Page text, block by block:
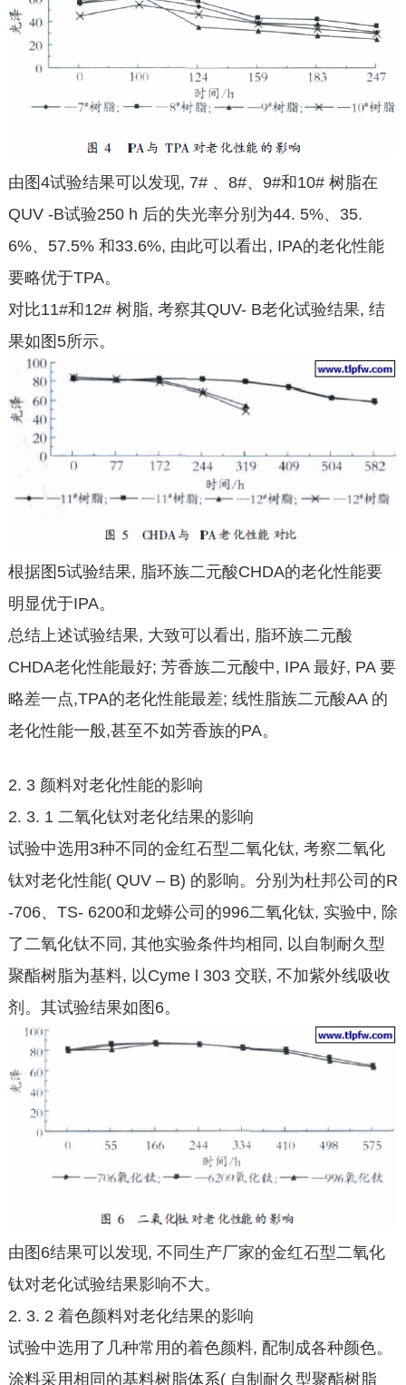
由图4试验结果可以发现, 7# 、8#、9#和10# 树脂在
QUV -B试验250 h 后的失光率分别为44. 5%、35.
6%、57.5% 和33.6%, 由此可以看出, IPA的老化性能
要略优于TPA。
对比11#和12# 树脂, 考察其QUV- B老化试验结果, 结
果如图5所示。
根据图5试验结果, 脂环族二元酸CHDA的老化性能要
明显优于IPA。
总结上述试验结果, 大致可以看出, 脂环族二元酸
CHDA老化性能最好; 芳香族二元酸中, IPA 最好, PA 要
略差一点,TPA的老化性能最差; 线性脂族二元酸AA 的
老化性能一般,甚至不如芳香族的PA。
2. 3 颜料对老化性能的影响
2. 3. 1 二氧化钛对老化结果的影响
试验中选用3种不同的金红石型二氧化钛, 考察二氧化
钛对老化性能( QUV – B) 的影响。分别为杜邦公司的R
-706、TS- 6200和龙蟒公司的996二氧化钛, 实验中, 除
了二氧化钛不同, 其他实验条件均相同, 以自制耐久型
聚酯树脂为基料, 以Cyme l 303 交联, 不加紫外线吸收
剂。其试验结果如图6。
由图6结果可以发现, 不同生产厂家的金红石型二氧化
钛对老化试验结果影响不大。
2. 3. 2 着色颜料对老化结果的影响
试验中选用了几种常用的着色颜料, 配制成各种颜色。
涂料采用相同的基料树脂体系( 自制耐久型聚酯树脂